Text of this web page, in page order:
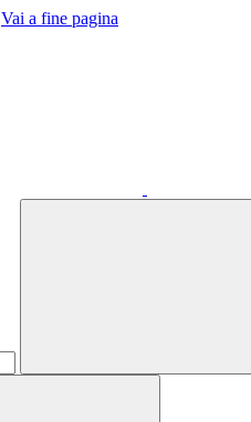
Vai a fine pagina